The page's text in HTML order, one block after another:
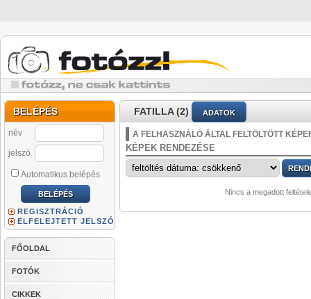
BELÉPÉS
név
jelszó
Automatikus belépés
REGISZTRÁCIÓ
ELFELEJTETT JELSZÓ
FŐOLDAL
FOTÓK
CIKKEK
FATILLA (2) ADATOK
A FELHASZNÁLÓ ÁLTAL FELTÖLTÖTT
KÉPEK RENDEZÉSE
Nincs a megadott